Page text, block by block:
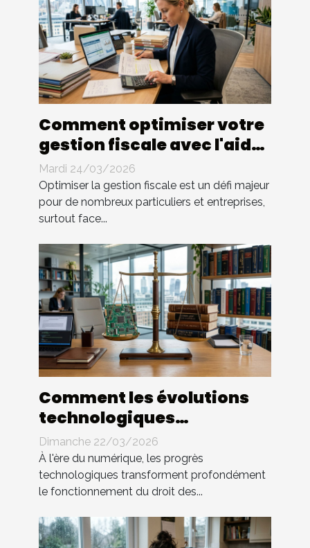
Comment optimiser votre
gestion fiscale avec l'aide
d'un expert ?
Mardi 24/03/2026
Optimiser la gestion fiscale est un défi majeur
pour de nombreux particuliers et entreprises,
surtout face...
Comment les évolutions
technologiques
impactent-elles le droit
des contrats ?
Dimanche 22/03/2026
À l'ère du numérique, les progrès
technologiques transforment profondément
le fonctionnement du droit des...